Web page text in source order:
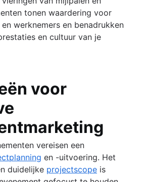
tonen waardering voor
werknemers en benadrukken
en cultuur van je
voor
vereisen een
en -uitvoering. Het
duidelijke projectscope is